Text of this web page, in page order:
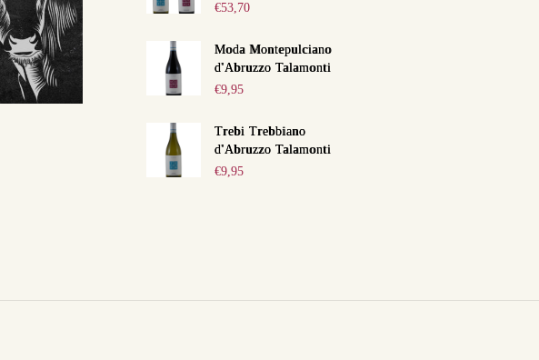
€53,70
Moda Montepulciano
d'Abruzzo Talamonti
€9,95
Trebi Trebbiano
d'Abruzzo Talamonti
€9,95